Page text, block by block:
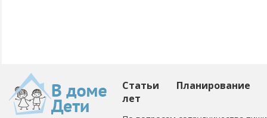
Статьи
Планирование
лет